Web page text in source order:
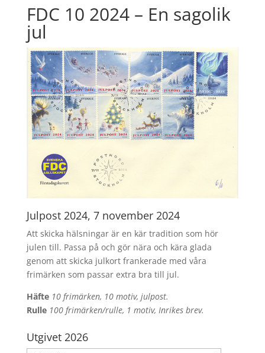
FDC 10 2024 – En sagolik
jul
Julpost 2024, 7 november 2024
Att skicka hälsningar är en kär tradition som hör
julen till. Passa på och gör nära och kära glada
genom att skicka julkort frankerade med våra
frimärken som passar extra bra till jul.
Häfte 10 frimärken, 10 motiv, julpost.
Rulle 100 frimärken/rulle, 1 motiv, Inrikes brev.
Utgivet 2026